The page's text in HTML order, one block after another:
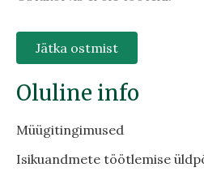
Jätka ostmist
Oluline info
Müügitingimused
Isikuandmete töötlemise